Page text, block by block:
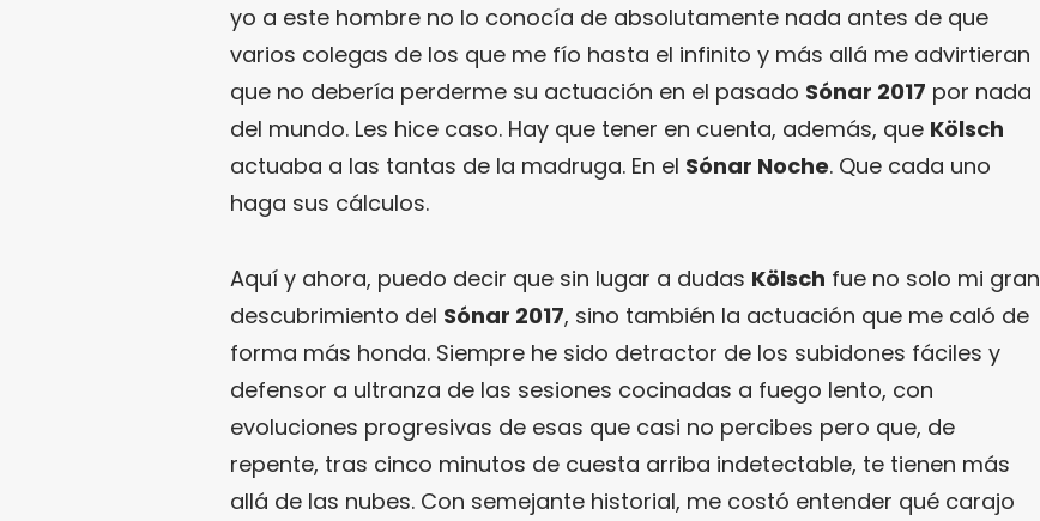
yo a este hombre no lo conocía de absolutamente nada antes de que
varios colegas de los que me fío hasta el infinito y más allá me advirtieran
que no debería perderme su actuación en el pasado Sónar 2017 por nada
del mundo. Les hice caso. Hay que tener en cuenta, además, que Kölsch
actuaba a las tantas de la madruga. En el Sónar Noche. Que cada uno
haga sus cálculos.
Aquí y ahora, puedo decir que sin lugar a dudas Kölsch fue no solo mi gran
descubrimiento del Sónar 2017, sino también la actuación que me caló de
forma más honda. Siempre he sido detractor de los subidones fáciles y
defensor a ultranza de las sesiones cocinadas a fuego lento, con
evoluciones progresivas de esas que casi no percibes pero que, de
repente, tras cinco minutos de cuesta arriba indetectable, te tienen más
allá de las nubes. Con semejante historial, me costó entender qué carajo